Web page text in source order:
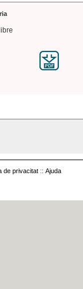
de privacitat :: Ajuda